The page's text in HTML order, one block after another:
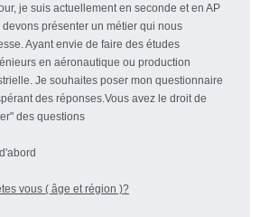
je suis actuellement en seconde et en AP
devons présenter un métier qui nous
Ayant envie de faire des études
en aéronautique ou production
Je souhaites poser mon questionnaire
des réponses.Vous avez le droit de
des questions
vous ( âge et région )?